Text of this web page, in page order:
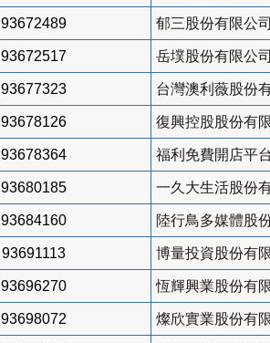
93672489 郁三股份有限公司
93672517 岳墣股份有限公司
93677323 台灣澳利薇股份
93678126 復興控股股份有
93678364 福利免費開店平
93680185 一久大生活股份
93684160 陸行鳥多媒體股
93691113 博量投資股份有
93696270 恆輝興業股份有
93698072 燦欣實業股份有